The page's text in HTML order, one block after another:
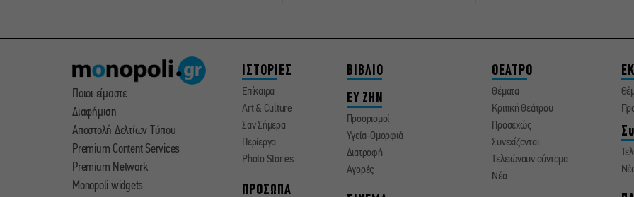
Ποιοι είμαστε
Διαφήμιση
Αποστολή Δελτίων Τύπου
Premium Content Services
Premium Network
Monopoli widgets
ΙΣΤΟΡΙΕΣ
Επίκαιρα
Art & Culture
Σαν Σήμερα
Περίεργα
Photo Stories
ΠΡΟΣΩΠΑ
ΒΙΒΛΙΟ
ΕΥ ΖΗΝ
Προορισμοί
Υγεία-Ομορφιά
Διατροφή
Αγορές
ΘΕΑΤΡΟ
Θέματα
Κριτική Θεάτρου
Προσεχώς
Συνεχίζονται
Τελειώνουν σύντομα
Νέα